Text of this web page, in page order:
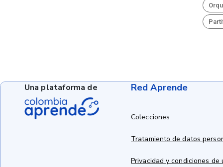
Red Aprende
Colecciones
Tratamiento de datos
Privacidad y condiciones de
Una plataforma de